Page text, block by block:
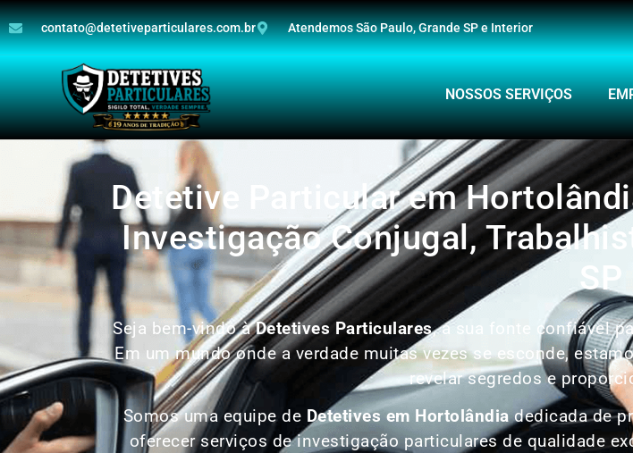
contato@detetiveparticulares.com.br Atendemos São Paulo, Grande SP e Interior
NOSSOS SERVIÇOS
Detetive Particular em
Investigação Conjugal,
SP
Seja bem-vindo àDetetives Particulares, a sua fonte confiável
Em um mundo onde a verdade muitas vezes se esconde,
revelar segredos e
Somos uma equipe de Detetives em Hortolândiadedicada de
oferecer serviços de investigação particulares de qualidade